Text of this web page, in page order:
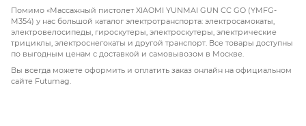
Помимо «Массажный пистолет XIAOMI YUNMAI GUN CC GO (YMFG-
M354) у нас большой каталог электротранспорта: электросамокаты,
электровелосипеды, гироскутеры, электроскутеры, электрические
трициклы, электроснегокаты и другой транспорт. Все товары доступны
по выгодным ценам с доставкой и самовывозом в Москве.
Вы всегда можете оформить и оплатить заказ онлайн на официальном
сайте Futumag.